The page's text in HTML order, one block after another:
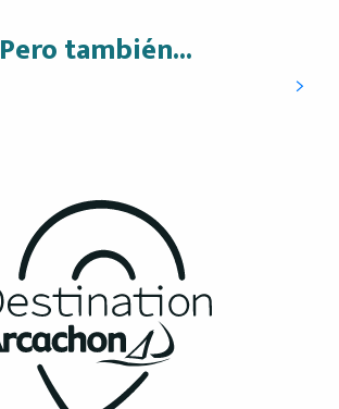
Pero también...
Turismo accesible